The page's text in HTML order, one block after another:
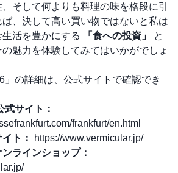
そして何よりも料理の味を格段に引
、決して高い買い物ではないと私は
活を豊かにする
「食への投資」
と
魅力を体験してみてはいかがでしょ
」の詳細は、公式サイトで確認でき
サイト：
frankfurt/en.html
ト：
https://www.vermicular.jp/
ラインショップ：